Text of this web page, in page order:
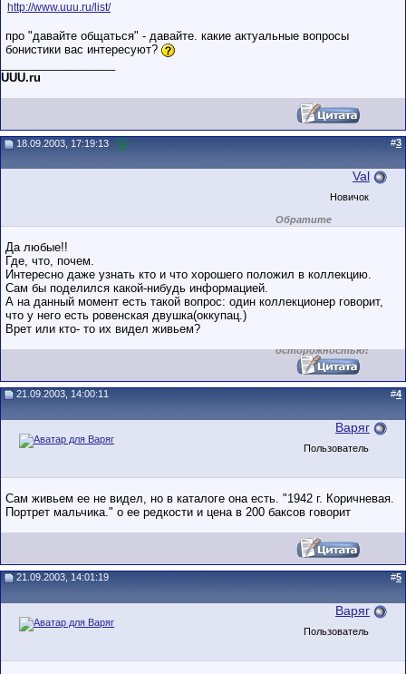
http://www.uuu.ru/list/
про "давайте общаться" - давайте. какие актуальные вопросы
бонистики вас интересуют?
UUU.ru
18.09.2003, 17:19:13 #3
Val
Новичок
Обратите
внимание на
Сделки с
пользователями,
низким
осторожностью!
Да любые!!
Где, что, почем.
Интересно даже узнать кто и что хорошего положил в коллекцию.
Сам бы поделился какой-нибудь информацией.
А на данный момент есть такой вопрос: один коллекционер говорит,
что у него есть ровенская двушка(оккупац.)
Врет или кто- то их видел живьем?
21.09.2003, 14:00:11 #4
Варяг
Пользователь
Сам живьем ее не видел, но в каталоге она есть. "1942 г. Коричневая.
Портрет мальчика." о ее редкости и цена в 200 баксов говорит
21.09.2003, 14:01:19 #5
Варяг
Пользователь